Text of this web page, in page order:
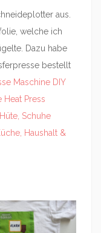
aus.
welche ich
Dazu habe
bestellt
Maschine DIY
Heat Press
Schuhe
Haushalt &